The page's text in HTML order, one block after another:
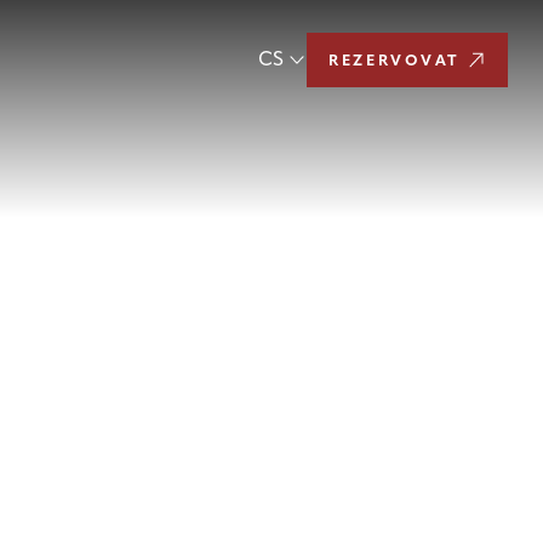
CS REZERVOVAT